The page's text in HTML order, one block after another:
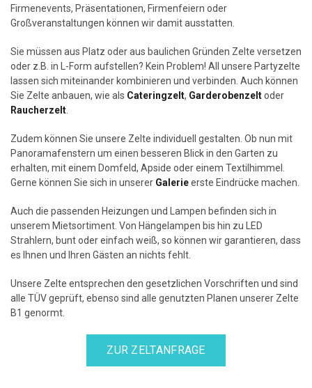
Firmenevents, Präsentationen, Firmenfeiern oder
Großveranstaltungen können wir damit ausstatten.
Sie müssen aus Platz oder aus baulichen Gründen Zelte versetzen
oder z.B. in L-Form aufstellen? Kein Problem! All unsere Partyzelte
lassen sich miteinander kombinieren und verbinden. Auch können
Sie Zelte anbauen, wie als Cateringzelt, Garderobenzeltoder
Raucherzelt
Zudem können Sie unsere Zelte individuell gestalten. Ob nun mit
Panoramafenstern um einen besseren Blick in den Garten zu
erhalten, mit einem Domfeld, Apside oder einem Textilhimmel.
Gerne können Sie sich in unserer Galerieerste Eindrücke machen.
Auch die passenden Heizungen und Lampen befinden sich in
unserem Mietsortiment. Von Hängelampen bis hin zu LED
Strahlern, bunt oder einfach weiß, so können wir garantieren, dass
es Ihnen und Ihren Gästen an nichts fehlt.
Unsere Zelte entsprechen den gesetzlichen Vorschriften und sind
alle TÜV geprüft, ebenso sind alle genutzten Planen unserer Zelte
B1 genormt.
ZUR ZELTANFRAGE